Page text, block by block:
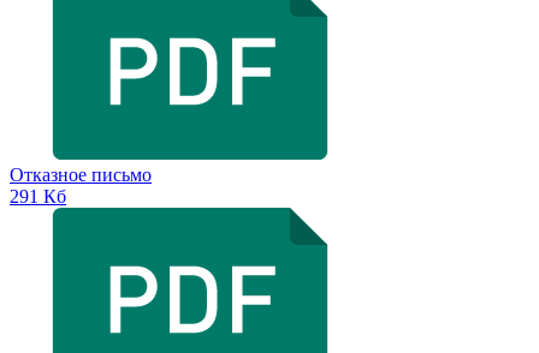
Отказное письмо
291 Кб